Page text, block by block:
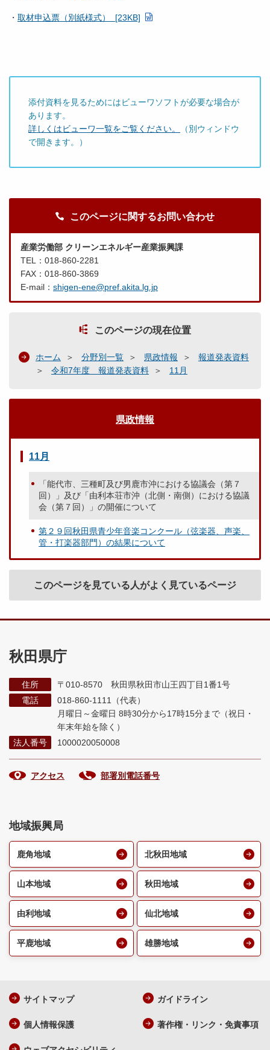
・ 取材申込票（別紙様式） [23KB]
添付資料を見るためにはビューワソフトが必要な場合が
あります。
詳しくはビューワ一覧をご覧ください。
（別ウィンドウ
で開きます。）
このページに関するお問い合わせ
産業労働部 クリーンエネルギー産業振興課
TEL：018-860-2281
FAX：018-860-3869
E-mail： shigen-ene@pref.akita.lg.jp
このページの現在位置
ホーム 分野別一覧 県政情報
報道発表資料
令和7年度 報道発表資料
11月
県政情報
11月
「能代市、三種町及び男鹿市沖における協議会（第７
回）」及び「由利本荘市沖（北側・南側）における協議
会（第７回）」の開催について
第２９回秋田県青少年音楽コンクール（弦楽器、声楽、
管・打楽器部門）の結果について
このページを見ている人がよく見ているページ
秋田県庁
住所
〒010-8570 秋田県秋田市山王四丁目1番1号
電話
018-860-1111（代表）
月曜日～金曜日 8時30分から17時15分まで （祝日・
年末年始を除く）
法人番号
1000020050008
アクセス 部署別電話番号
地域振興局
鹿角地域 北秋田地域
山本地域 秋田地域
由利地域 仙北地域
平鹿地域 雄勝地域
サイトマップ ガイドライン
個人情報保護 著作権・リンク・免責事項